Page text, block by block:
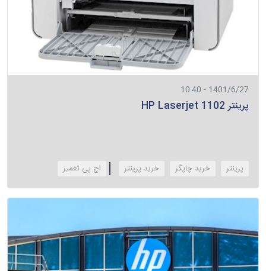
1401/6/27 - 10:40
پرینتر HP Laserjet 1102
پرینتر خرید چاپگر خرید پرینتر ‌اچ پی تعمیر